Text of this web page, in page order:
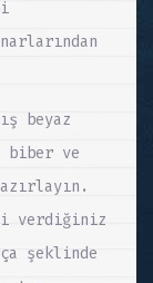
beyaz
biber ve
verdiğiniz
şeklinde